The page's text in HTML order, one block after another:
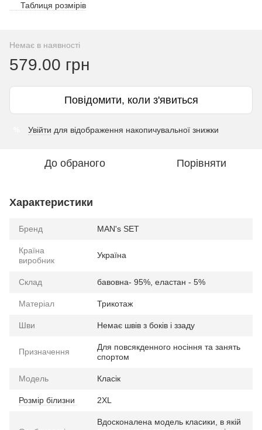
Таблиця розмірів
Немає в наявності
579.00 грн
Повідомити, коли з'явиться
Увійти для відображення накопичувальної знижки
До обраного Порівняти
Характеристики
Бренд MAN's SET
Країна
виробник
Україна
Склад бавовна- 95%, еластан - 5%
Матеріал Трикотаж
Шви Немає швів з боків і ззаду
Призначення
Для повсякденного носіння та занять
спортом
Модель Класік
Розмір білизни 2XL
Вдосконалена модель класики, в якій